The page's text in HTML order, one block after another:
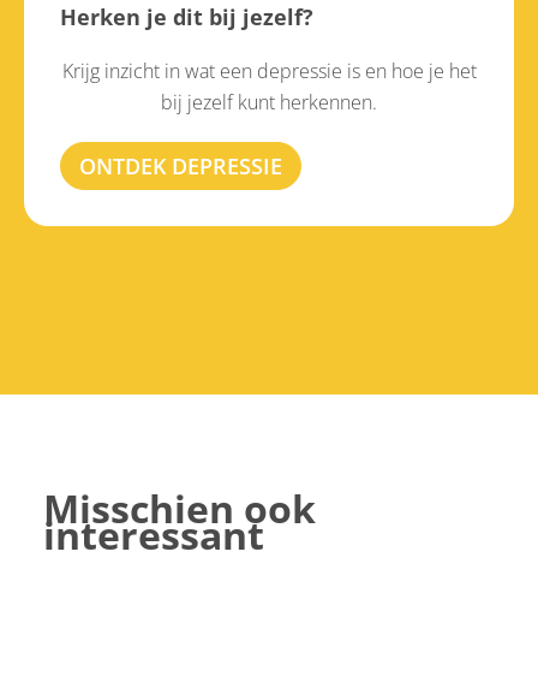
Herken je dit bij jezelf?
Krijg inzicht in wat een depressie is en hoe je het
bij jezelf kunt herkennen.
ONTDEK DEPRESSIE
Misschien ook
interessant